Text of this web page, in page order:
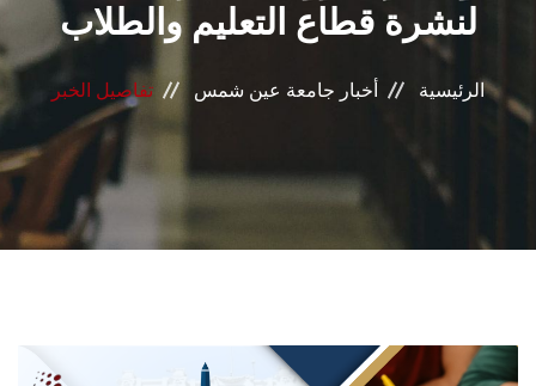
البحث العلمي
الرعاية الصحية
المراكز والوحدات
الأنظمة الذكية
تواصل معنا
لنشرة قطاع التعليم والطلاب
الرئيسية أخبار جامعة عين شمس تفاصيل الخبر